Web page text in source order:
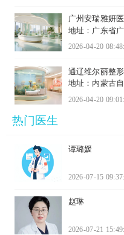
广州安瑞雅妍
地址：广东省
2026-04-20
通辽维尔丽整
地址：内蒙古
2026-04-20
热门医生
谭璐媛
2026-07-15
赵琳
2026-07-21